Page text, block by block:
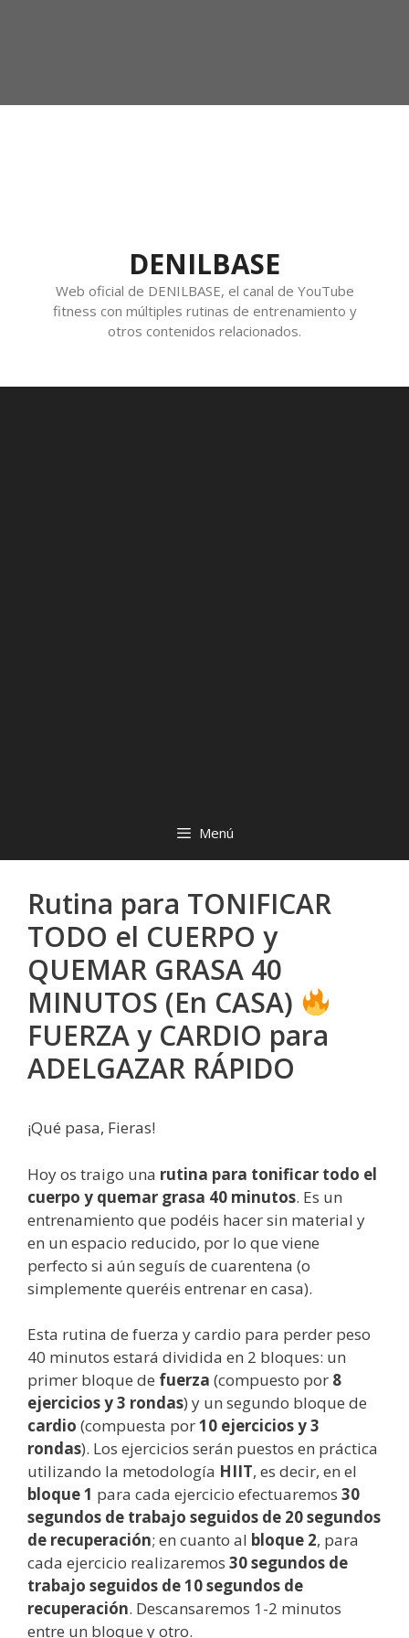
DENILBASE
Web oficial de DENILBASE, el canal de YouTube
fitness con múltiples rutinas de entrenamiento y
otros contenidos relacionados.
Menú
Rutina para TONIFICAR
TODO el CUERPO y
QUEMAR GRASA 40
MINUTOS (En CASA)
FUERZA y CARDIO para
ADELGAZAR RÁPIDO
¡Qué pasa, Fieras!
Hoy os traigo una rutina para tonificar todo el
cuerpo y quemar grasa 40 minutos. Es un
entrenamiento que podéis hacer sin material y
en un espacio reducido, por lo que viene
perfecto si aún seguís de cuarentena (o
simplemente queréis entrenar en casa).
Esta rutina de fuerza y cardio para perder peso
40 minutos estará dividida en 2 bloques: un
primer bloque de fuerza (compuesto por 8
ejercicios y 3 rondas) y un segundo bloque de
cardio (compuesta por10 ejercicios y 3
rondas). Los ejercicios serán puestos en práctica
utilizando la metodología HIIT, es decir, en el
bloque 1 para cada ejercicio efectuaremos 30
segundos de trabajo seguidos de 20 segundos
de recuperación; en cuanto al bloque 2, para
cada ejercicio realizaremos 30 segundos de
trabajo seguidos de 10 segundos de
recuperación. Descansaremos 1-2 minutos
entre un bloque y otro.